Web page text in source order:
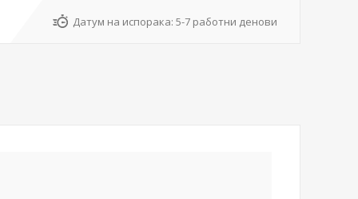
Датум на испорака: 5-7 работни денови